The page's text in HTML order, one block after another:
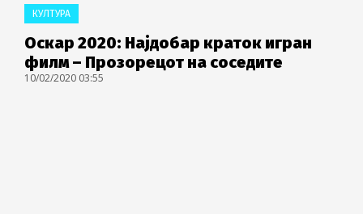
КУЛТУРА
Оскар 2020: Најдобар краток игран
филм – Прозорецот на соседите
10/02/2020 03:55